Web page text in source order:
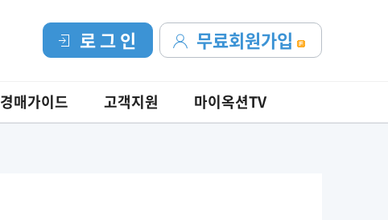
무료회원가입
로 그 인
경매가이드 고객지원 마이옥션TV